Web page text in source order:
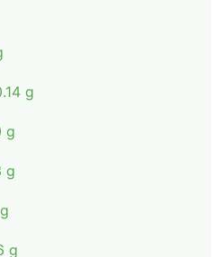
g
g
g
g